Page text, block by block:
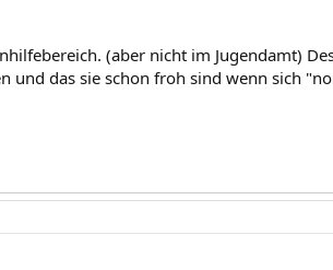
(aber nicht im Jugendamt)
und das sie schon froh sind wenn sich